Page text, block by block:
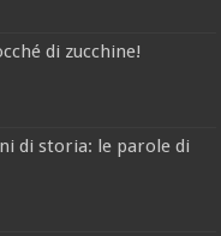
di zucchine!
di storia: le parole di